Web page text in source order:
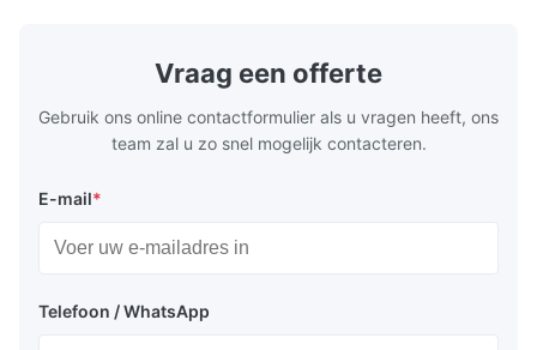
layout, it integrates turning, drilling and
boring for multi-process machining. Ideal
Vraag een offerte
Gebruik ons online contactformulier als u vragen heeft, ons
team zal u zo snel mogelijk contacteren.
E-mail*
Telefoon / WhatsApp